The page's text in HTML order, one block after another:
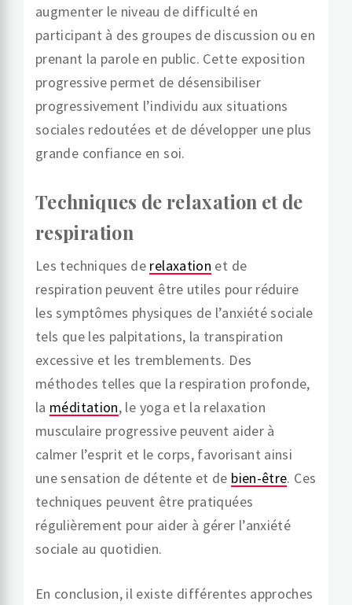
augmenter le niveau de difficulté en
participant à des groupes de discussion ou en
prenant la parole en public. Cette exposition
progressive permet de désensibiliser
progressivement l’individu aux situations
sociales redoutées et de développer une plus
grande confiance en soi.
Techniques de relaxation et de
respiration
Les techniques de relaxation et de
respiration peuvent être utiles pour réduire
les symptômes physiques de l’anxiété sociale
tels que les palpitations, la transpiration
excessive et les tremblements. Des
méthodes telles que la respiration profonde,
la méditation, le yoga et la relaxation
musculaire progressive peuvent aider à
calmer l’esprit et le corps, favorisant ainsi
une sensation de détente et de bien-être. Ces
techniques peuvent être pratiquées
régulièrement pour aider à gérer l’anxiété
sociale au quotidien.
En conclusion, il existe différentes approches